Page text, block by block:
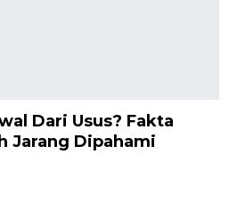
Dari Usus? Fakta
Jarang Dipahami